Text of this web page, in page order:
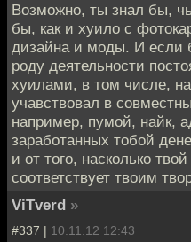
Возможно, ты знал бы,
бы, как и хуило с
дизайна и моды. И если
роду деятельности
хуилами, в том числе,
учавствовал в
например, пумой, найк,
заработанных тобой
и от того, насколько
соответствует твоим
ViTverd »
#337 | 10.11.12 12:43